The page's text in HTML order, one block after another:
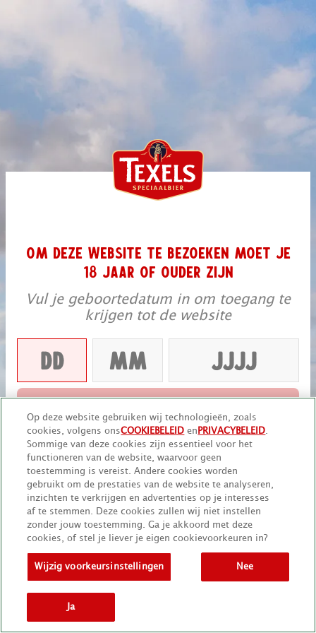
OM DEZE WEBSITE TE BEZOEKEN MOET JE
18 JAAR OF OUDER ZIJN
Vul je geboortedatum in om toegang te
krijgen tot de website
Onthoud mij
Op deze website gebruiken wij technologieën, zoals
cookies, volgens onsCOOKIEBELEID en PRIVACYBELEID
Sommige van deze cookies zijn essentieel voor het
functioneren van de website, waarvoor geen
toestemming is vereist. Andere cookies worden
gebruikt om de prestaties van de website te analyseren,
inzichten te verkrijgen en advertenties op je interesses
af te stemmen. Deze cookies zullen wij niet instellen
zonder jouw toestemming. Ga je akkoord met deze
cookies, of stel je liever je eigen cookievoorkeuren in?
Wijzig voorkeursinstellingen Nee
Ja